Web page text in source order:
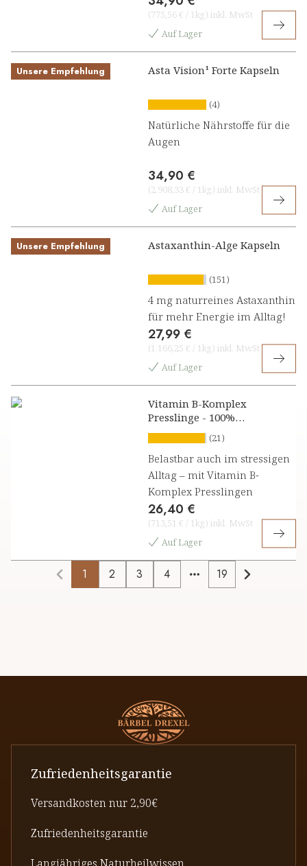
(775,56 € / 1kg) inkl. MwSt
Auf Lager
Unsere Empfehlung Asta Vision¹ Forte Kapseln
(4)
Natürliche Nährstoffe für die
Augen
34,90 €
(2.908,33 € / 1kg) inkl. MwSt
Auf Lager
Unsere Empfehlung Astaxanthin-Alge Kapseln
(151)
4 mg naturreines Astaxanthin
für mehr Energie im Alltag!
27,99 €
(1.166,25 € / 1kg) inkl. MwSt
Auf Lager
Vitamin B-Komplex
Presslinge - 100%
natürlich
(21)
Belastbar auch im stressigen
Alltag – mit Vitamin B-
Komplex Presslingen
26,40 €
(713,51 € / 1kg) inkl. MwSt
Auf Lager
1 2 3 4
More pages
19
Zufriedenheitsgarantie
Versandkosten nur 2,90€
Zufriedenheitsgarantie